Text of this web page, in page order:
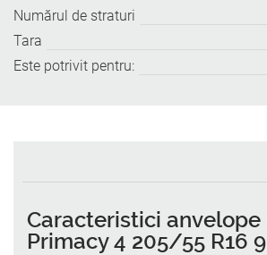
Numărul de straturi
Tara
Este potrivit pentru:
Caracteristici anvelope
Primacy 4 205/55 R16